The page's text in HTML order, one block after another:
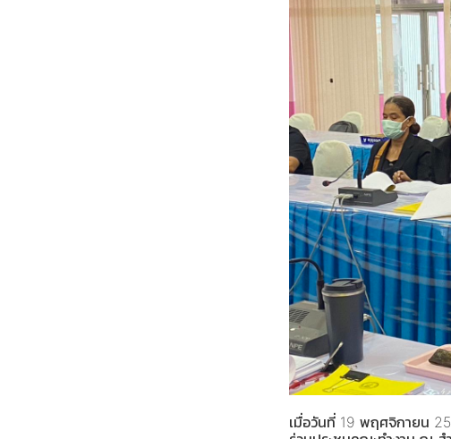
เมื่อวันที่ 19 พฤศจิกายน